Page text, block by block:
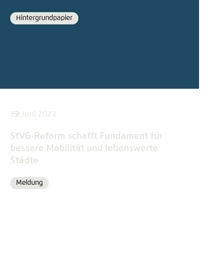
Format
Hintergrundpapier
15. Juni 2023
StVG-Reform schafft Fundament für
bessere Mobilität und lebenswerte
Städte
Format
Meldung